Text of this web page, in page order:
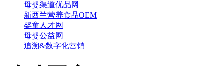
母婴渠道优品网
新西兰营养食品OEM
婴童人才网
母婴公益网
追溯&数字化营销